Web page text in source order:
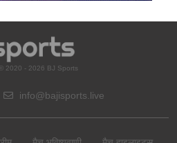
2020 - 2026 BJ Sports
info@bajisports.live